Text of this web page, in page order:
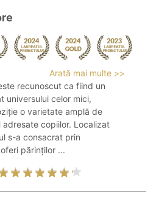
Arată mai multe >>
recunoscut ca fiind un
universului celor mici,
o varietate amplă de
adresate copiilor. Localizat
s-a consacrat prin
părinților ...